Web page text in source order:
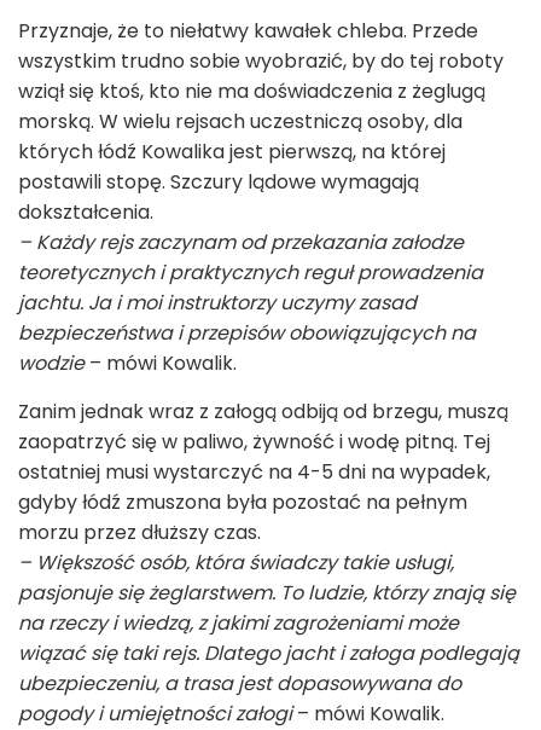
Przyznaje, że to niełatwy kawałek chleba. Przede
wszystkim trudno sobie wyobrazić, by do tej roboty
wziął się ktoś, kto nie ma doświadczenia z żeglugą
morską. W wielu rejsach uczestniczą osoby, dla
których łódź Kowalika jest pierwszą, na której
postawili stopę. Szczury lądowe wymagają
dokształcenia.
– Każdy rejs zaczynam od przekazania załodze
teoretycznych i praktycznych reguł prowadzenia
jachtu. Ja i moi instruktorzy uczymy zasad
bezpieczeństwa i przepisów obowiązujących na
wodzie– mówi Kowalik.
Zanim jednak wraz z załogą odbiją od brzegu, muszą
zaopatrzyć się w paliwo, żywność i wodę pitną. Tej
ostatniej musi wystarczyć na 4-5 dni na wypadek,
gdyby łódź zmuszona była pozostać na pełnym
morzu przez dłuższy czas.
– Większość osób, która świadczy takie usługi,
pasjonuje się żeglarstwem. To ludzie, którzy znają się
na rzeczy i wiedzą, z jakimi zagrożeniami może
wiązać się taki rejs. Dlatego jacht i załoga podlegają
ubezpieczeniu, a trasa jest dopasowywana do
pogody i umiejętności załogi– mówi Kowalik.